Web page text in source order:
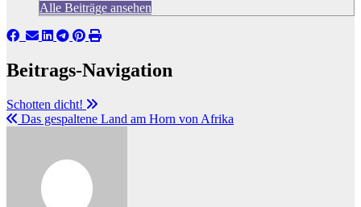
Alle Beiträge ansehen
Beitrags-Navigation
Schotten dicht!
Das gespaltene Land am Horn von Afrika